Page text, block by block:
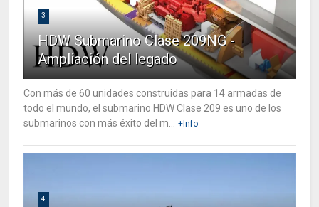
3
HDW Submarino Clase 209NG -
Ampliación del legado
Con más de 60 unidades construidas para 14 armadas de
todo el mundo, el submarino HDW Clase 209 es uno de los
submarinos con más éxito del m...
+Info
4